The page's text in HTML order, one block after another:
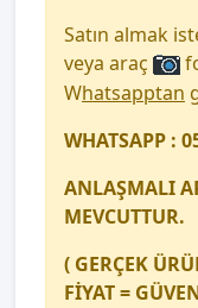
Satın almak
veya araç
Whatsapptan
WHATSAPP :
ANLAŞMALI
MEVCUTTUR.
( GERÇEK
FİYAT =